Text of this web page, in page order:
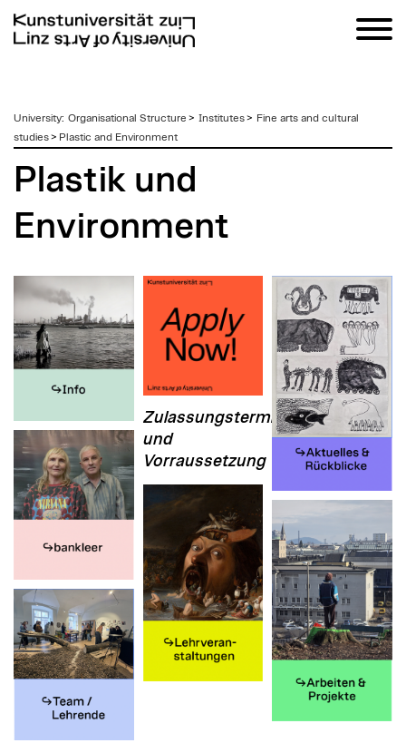
zum
Inhalt
University: Organisational Structure > Institutes> Fine arts and cultural
studies> Plastic and Environment
Plastik und
Environment
Zulassungstermine
und
Vorraussetzung